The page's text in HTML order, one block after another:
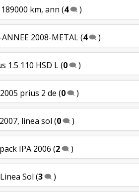
km, ann (4 )
2008-METAL(4 )
1.5 110 HSD L(0 )
prius 2 de (0 )
linea sol (0 )
IPA 2006 (2 )
Sol (3 )